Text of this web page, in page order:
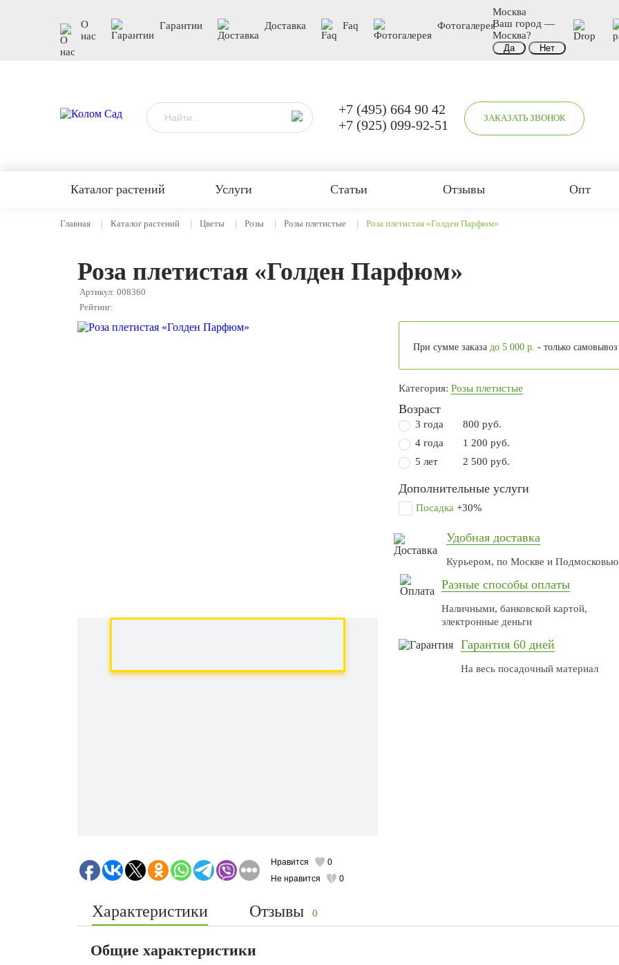
О
нас
Гарантии Доставка Faq Фотогалерея
Москва
Ваш город —
Москва?
+7 (495) 664 90 42
+7 (925) 099-92-51
ЗАКАЗАТЬ ЗВОНОК
Каталог растений Услуги Статьи Отзывы Опт
Главная Каталог растений Цветы Розы Розы плетистые Роза плетистая «Голден Парфюм»
Роза плетистая «Голден Парфюм»
Артикул: 008360
Рейтинг:
Нравится
0
Не нравится
0
При сумме заказадо 5 000 р. - только самовывоз
Категория:Розы плетистые
Возраст
3 года
800 руб.
4 года
1 200 руб.
5 лет
2 500 руб.
Дополнительные услуги
Посадка +30%
Удобная доставка
Курьером, по Москве и Подмосковью
Разные способы оплаты
Наличными, банковской картой,
электронные деньги
Гарантия 60 дней
На весь посадочный материал
Характеристики Отзывы 0
Общие характеристики